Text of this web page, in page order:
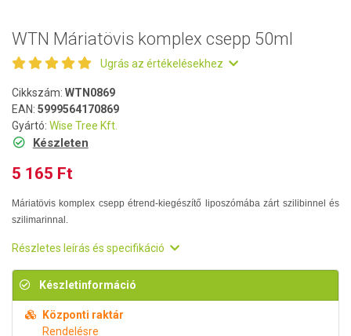
WTN Máriatövis komplex csepp 50ml
Ugrás az értékelésekhez
Cikkszám: WTN0869
EAN: 5999564170869
Gyártó: Wise Tree Kft.
Készleten
5 165 Ft
Máriatövis komplex csepp étrend-kiegészítő liposzómába zárt szilibinnel és
szilimarinnal.
Részletes leírás és specifikáció
Készletinformáció
Központi raktár
Rendelésre